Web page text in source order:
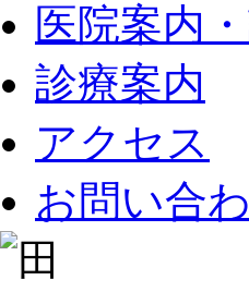
医院案内
診療案内
アクセス
お問い合